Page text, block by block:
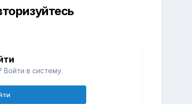
Войти в систему.